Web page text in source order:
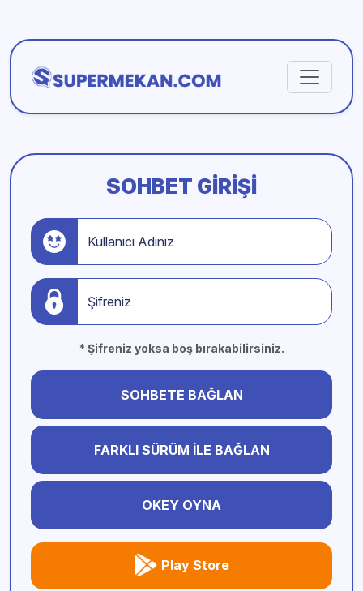
SOHBET GIRIŞI
Kullanıcı Adınız
Şifreniz
* Şifreniz yoksa boş bırakabilirsiniz.
SOHBETE BAĞLAN
FARKLI SÜRÜM İLE BAĞLAN
OKEY OYNA
Play Store